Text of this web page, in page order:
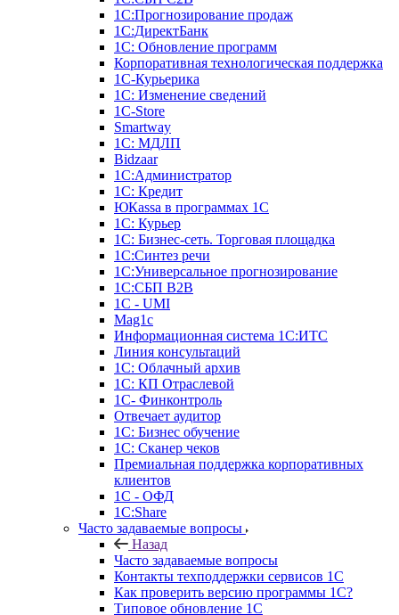
1С:Прогнозирование продаж
1С:ДиректБанк
1С: Обновление программ
Корпоративная технологическая поддержка
1С-Курьерика
1С: Изменение сведений
1C-Store
Smartway
1С: МДЛП
Bidzaar
1С:Администратор
1С: Кредит
ЮКаssа в программах 1С
1С: Курьер
1С: Бизнес-сеть. Торговая площадка
1С:Синтез речи
1С:Универсальное прогнозирование
1С:СБП B2B
1C - UMI
Mag1c
Информационная система 1С:ИТС
Линия консультаций
1С: Облачный архив
1С: КП Отраслевой
1С- Финконтроль
Отвечает аудитор
1С: Бизнес обучение
1С: Сканер чеков
Премиальная поддержка корпоративных
клиентов
1С - ОФД
1С:Share
Часто задаваемые вопросы
Назад
Часто задаваемые вопросы
Контакты техподдержки сервисов 1С
Как проверить версию программы 1С?
Типовое обновление 1С